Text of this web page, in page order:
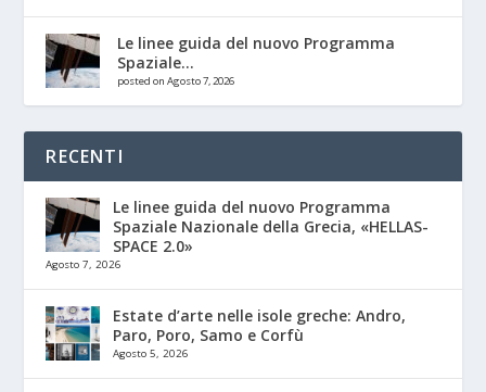
Le linee guida del nuovo Programma
Spaziale...
posted on Agosto 7, 2026
RECENTI
Le linee guida del nuovo Programma
Spaziale Nazionale della Grecia, «HELLAS-
SPACE 2.0»
Agosto 7, 2026
Estate d’arte nelle isole greche: Andro,
Paro, Poro, Samo e Corfù
Agosto 5, 2026